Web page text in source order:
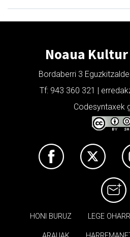
Noaua
Bordaberri 3
Tf: 943 360 321 |
Codesyntaxek
HONI BURUZ LEGE